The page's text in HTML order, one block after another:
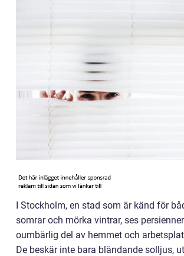
I Stockholm, en stad som är känd för
somrar och mörka vintrar, ses
oumbärlig del av hemmet och
De beskär inte bara bländande solljus,